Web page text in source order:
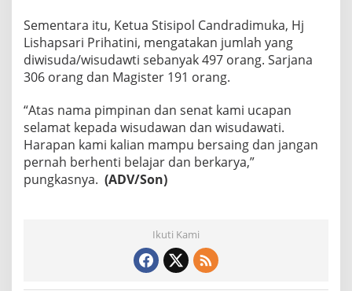
Sementara itu, Ketua Stisipol Candradimuka, Hj
Lishapsari Prihatini, mengatakan jumlah yang
diwisuda/wisudawti sebanyak 497 orang. Sarjana
306 orang dan Magister 191 orang.
“Atas nama pimpinan dan senat kami ucapan
selamat kepada wisudawan dan wisudawati.
Harapan kami kalian mampu bersaing dan jangan
pernah berhenti belajar dan berkarya,”
pungkasnya. (ADV/Son)
Ikuti Kami